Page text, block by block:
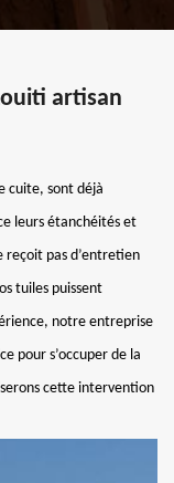
artisan
cuite, sont déjà
leurs étanchéités et
reçoit pas d’entretien
tuiles puissent
notre entreprise
pour s’occuper de la
cette intervention